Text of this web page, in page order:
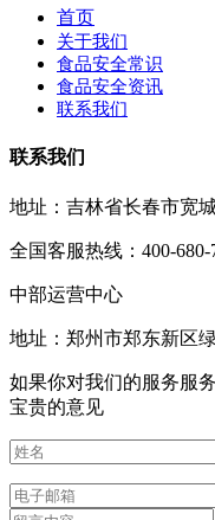
首页
关于我们
食品安全常识
食品安全资讯
联系我们
联系我们
地址：吉林省长春市宽
全国客服热线：400-680-
中部运营中心
地址：郑州市郑东新区
如果你对我们的服务服
宝贵的意见